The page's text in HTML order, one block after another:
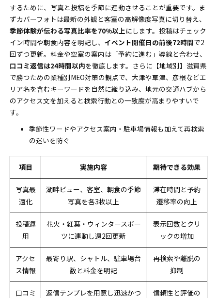
するために、写真と投稿を季節に連動させることが重要です。ま
ずカバーフォトは最新の外観と客室の高解像度写真に切り替え、
季節体験が伝わる写真比率を70%以上にします。投稿はチェック
イン時間や朝食内容を明記し、 イベント開催日の前後72時間で2
回ずつ更新。料金や空室の案内は「予約に進む」導線と合わせ、
口コミ返信は24時間以内を徹底します。さらに【地域別】滋賀県
で勝つための業種別MEO対策の観点で、大津や草津、彦根などエ
リア名を含むキーワードを自然に織り込み、地元の交通ハブから
のアクセス文を加えると検索行動との一致度が高まりやすいで
す。
季節性ワードやアクセス案内・駐車場情報も加えて再検索
の迷いを防ぐ
項目 実施内容 期待できる効果
写真最
適化
湖畔ビュー、客室、朝食の季節
写真を各3枚以上
滞在時間と予約
遷移率の向上
投稿運
用
花火・紅葉・ウィンタースポー
ツに連動し週2回更新
表示回数とクリ
ックの増加
アクセ
ス情報
最寄り駅、シャトル、駐車場台
数と料金を明記
再検索や離脱の
抑制
口コミ
返信テンプレを用意し迅速かつ
信頼性と評価の